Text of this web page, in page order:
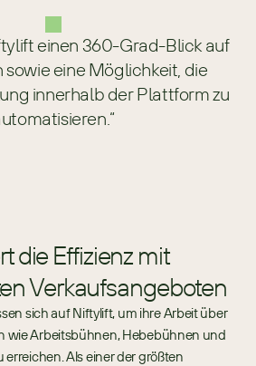
einen 360-Grad-Blick auf
sowie eine Möglichkeit, die
innerhalb der Plattform zu
die Effizienz mit
Verkaufsangeboten
sich auf Niftylift, um ihre Arbeit über
wie Arbeitsbühnen, Hebebühnen und
Als einer der größten